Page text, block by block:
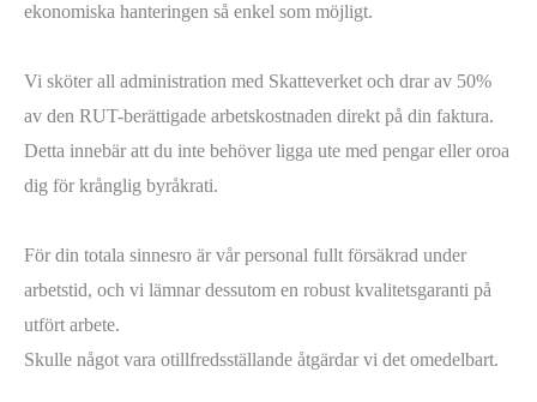
ekonomiska hanteringen så enkel som möjligt.
Vi sköter all administration med Skatteverket och drar av 50%
av den RUT-berättigade arbetskostnaden direkt på din faktura.
Detta innebär att du inte behöver ligga ute med pengar eller oroa
dig för krånglig byråkrati.
För din totala sinnesro är vår personal fullt försäkrad under
arbetstid, och vi lämnar dessutom en robust kvalitetsgaranti på
utfört arbete.
Skulle något vara otillfredsställande åtgärdar vi det omedelbart.